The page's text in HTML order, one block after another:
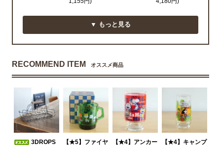
▼ もっと見る
RECOMMEND ITEM オススメ商品
3DROPS
【★5】ファイヤ
【★4】アンカー
【★4】キャンプ